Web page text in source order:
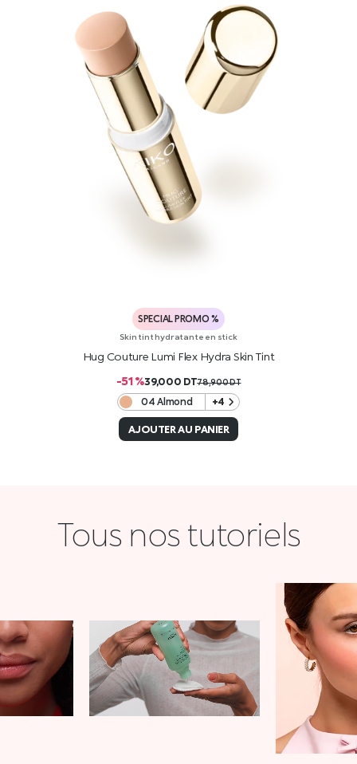
SPECIAL PROMO %
Skin tint hydratante en stick
Hug Couture Lumi Flex Hydra Skin Tint
-51 %39,000 DT78,900DT
04 Almond +4
AJOUTER AU PANIER
Tous nos tutoriels